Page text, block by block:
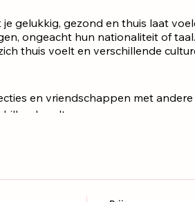
gelukkig, gezond en thuis laat
ongeacht hun nationaliteit of
thuis voelt en verschillende
en vriendschappen met andere
culturen.